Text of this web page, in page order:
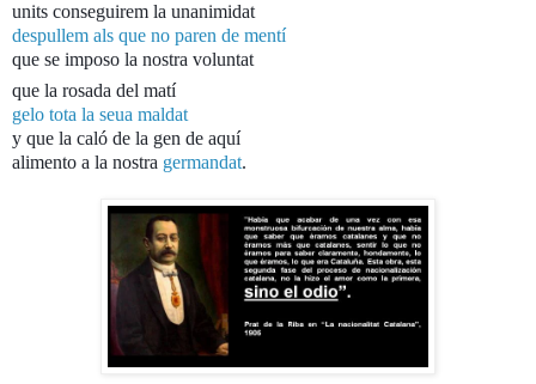
units conseguirem la unanimidat
despullem als que no paren de mentí
que se imposo la nostra voluntat
que la rosada del matí
gelo tota la seua maldat
y que la caló de la gen de aquí
alimento a la nostra germandat.